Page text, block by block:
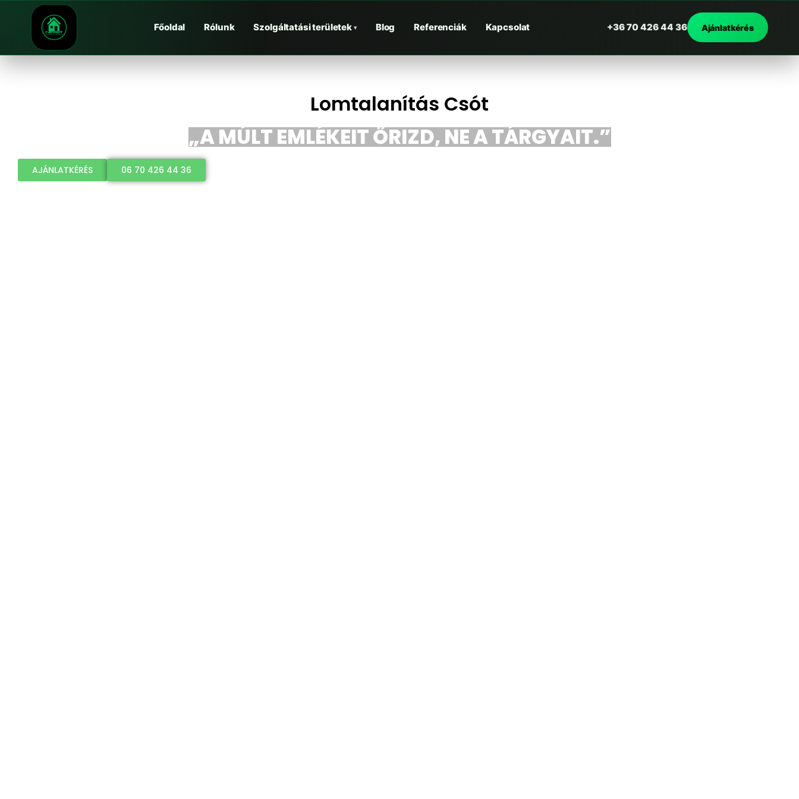
Főoldal Rólunk Szolgáltatási területek ▾ Blog Referenciák Kapcsolat +36 70 426 44 36 Ajánlatkérés
Lomtalanítás Csót
„A MÚLT EMLÉKEIT ŐRIZD, NE A TÁRGYAIT.”
AJÁNLATKÉRÉS 06 70 426 44 36